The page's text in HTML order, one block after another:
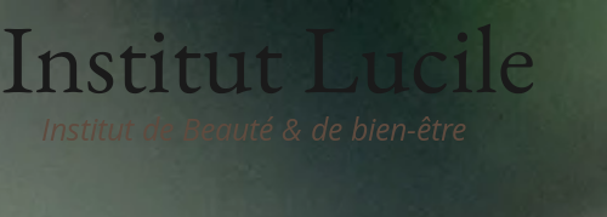
Institut Lucile
Institut de Beauté & de bien-être